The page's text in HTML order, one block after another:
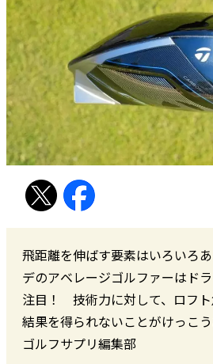
飛距離を伸ばす要素はいろいろ
デのアベレージゴルファーはド
注目！ 技術力に対して、ロフ
結果を得られないことがけっこ
ゴルフサプリ編集部